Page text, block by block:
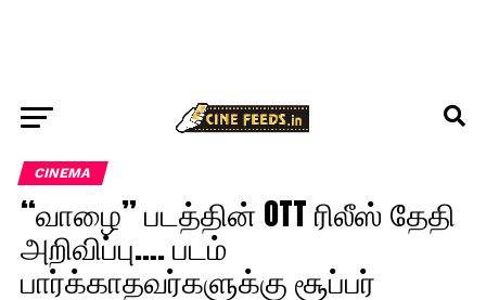
CINEMA
“வாழை” படத்தின் OTT ரிலீஸ் தேதி
அறிவிப்பு…. படம்
பார்க்காதவர்களுக்கு சூப்பர்